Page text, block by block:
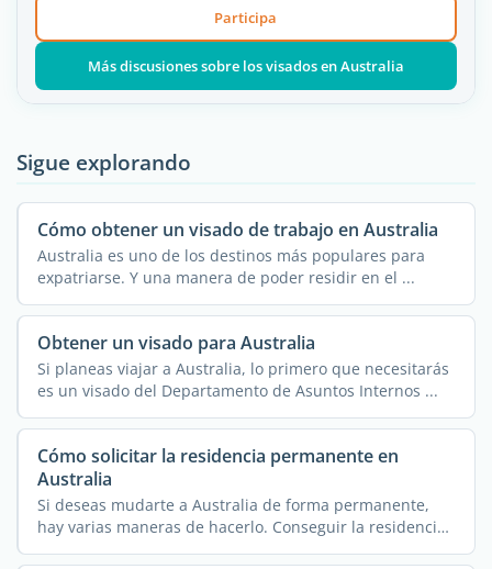
Participa
Más discusiones sobre los visados en Australia
Sigue explorando
Cómo obtener un visado de trabajo en Australia
Australia es uno de los destinos más populares para
expatriarse. Y una manera de poder residir en el ...
Obtener un visado para Australia
Si planeas viajar a Australia, lo primero que necesitarás
es un visado del Departamento de Asuntos Internos ...
Cómo solicitar la residencia permanente en
Australia
Si deseas mudarte a Australia de forma permanente,
hay varias maneras de hacerlo. Conseguir la residencia
...